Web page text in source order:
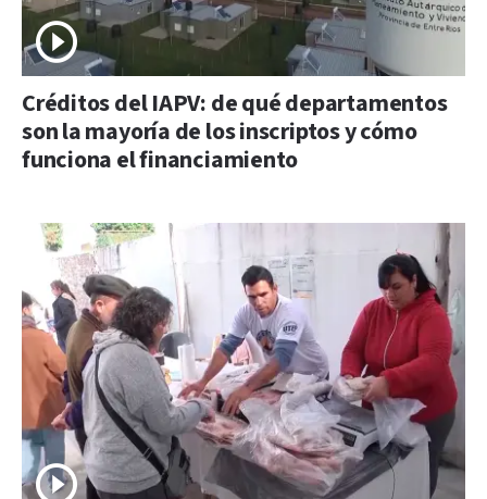
Créditos del IAPV: de qué departamentos
son la mayoría de los inscriptos y cómo
funciona el financiamiento